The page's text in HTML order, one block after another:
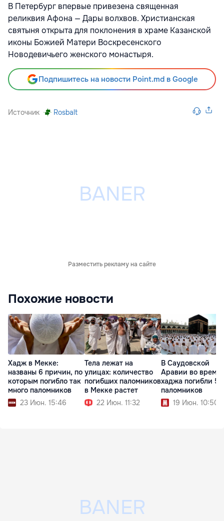
В Петербург впервые привезена священная
реликвия Афона — Дары волхвов. Христианская
святыня открыта для поклонения в храме Казанской
иконы Божией Матери Воскресенского
Новодевичьего женского монастыря.
Подпишитесь на новости Point.md в Google
Источник Rosbalt
Разместить рекламу на сайте
Похожие новости
Хадж в Мекке:
названы 6 причин, по
которым погибло так
много паломников
23 Июн. 15:46
Тела лежат на
улицах: количество
погибших паломников
в Мекке растет
22 Июн. 11:32
В Саудовской
Аравии во время
хаджа погибли
паломников
19 Июн. 10:50